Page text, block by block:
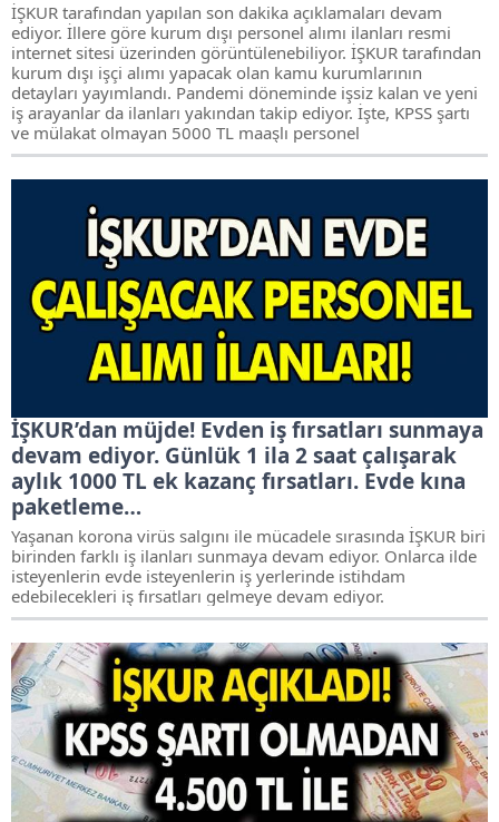
İŞKUR tarafından yapılan son dakika açıklamaları devam
ediyor. İllere göre kurum dışı personel alımı ilanları resmi
internet sitesi üzerinden görüntülenebiliyor. İŞKUR tarafından
kurum dışı işçi alımı yapacak olan kamu kurumlarının
detayları yayımlandı. Pandemi döneminde işsiz kalan ve yeni
iş arayanlar da ilanları yakından takip ediyor. İşte, KPSS şartı
ve mülakat olmayan 5000 TL maaşlı personel
İŞKUR’dan müjde! Evden iş fırsatları sunmaya
devam ediyor. Günlük 1 ila 2 saat çalışarak
aylık 1000 TL ek kazanç fırsatları. Evde kına
paketleme…
Yaşanan korona virüs salgını ile mücadele sırasında İŞKUR biri
birinden farklı iş ilanları sunmaya devam ediyor. Onlarca ilde
isteyenlerin evde isteyenlerin iş yerlerinde istihdam
edebilecekleri iş fırsatları gelmeye devam ediyor.